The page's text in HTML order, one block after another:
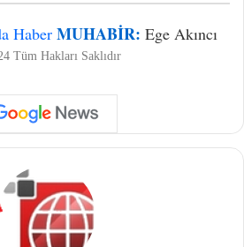
Haber MUHABIR: Ege Akıncı
Tüm Hakları Saklıdır